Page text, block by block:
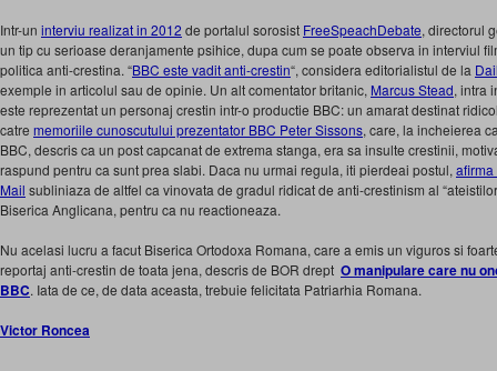
Intr-un interviu realizat in 2012 de portalul sorosist FreeSpeachDebate, directorul
un tip cu serioase deranjamente psihice, dupa cum se poate observa in interviul
politica anti-crestina. “BBC este vadit anti-crestin“, considera editorialistul de la
exemple in articolul sau de opinie. Un alt comentator britanic, Marcus Stead, intra
este reprezentat un personaj crestin intr-o productie BBC: un amarat destinat
catre memoriile cunoscutului prezentator BBC Peter Sissons, care, la incheierea
BBC, descris ca un post capcanat de extrema stanga, era sa insulte crestinii,
raspund pentru ca sunt prea slabi. Daca nu urmai regula, iti pierdeai postul,
Mail subliniaza de altfel ca vinovata de gradul ridicat de anti-crestinism al
Biserica Anglicana, pentru ca nu reactioneaza.
Nu acelasi lucru a facut Biserica Ortodoxa Romana, care a emis un viguros si
reportaj anti-crestin de toata jena, descris de BOR drept O manipulare care nu
BBC. Iata de ce, de data aceasta, trebuie felicitata Patriarhia Romana.
Victor Roncea